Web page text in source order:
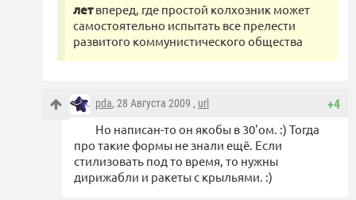
летвперед, где простой колхозник может
самостоятельно испытать все прелести
развитого коммунистического общества
+4
pda, 28 Августа 2009 , url
Но написан-то он якобы в 30'ом. :) Тогда
про такие формы не знали ещё. Если
стилизовать под то время, то нужны
дирижабли и ракеты с крыльями. :)